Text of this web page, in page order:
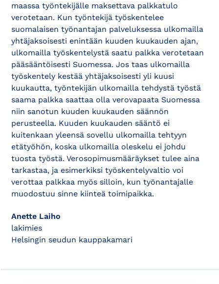
maassa työntekijälle maksettava palkkatulo
verotetaan. Kun työntekijä työskentelee
suomalaisen työnantajan palveluksessa ulkomailla
yhtäjaksoisesti enintään kuuden kuukauden ajan,
ulkomailla työskentelystä saatu palkka verotetaan
pääsääntöisesti Suomessa. Jos taas ulkomailla
työskentely kestää yhtäjaksoisesti yli kuusi
kuukautta, työntekijän ulkomailla tehdystä työstä
saama palkka saattaa olla verovapaata Suomessa
niin sanotun kuuden kuukauden säännön
perusteella. Kuuden kuukauden sääntö ei
kuitenkaan yleensä sovellu ulkomailla tehtyyn
etätyöhön, koska ulkomailla oleskelu ei johdu
tuosta työstä. Verosopimusmääräykset tulee aina
tarkastaa, ja esimerkiksi työskentelyvaltio voi
verottaa palkkaa myös silloin, kun työnantajalle
muodostuu sinne kiinteä toimipaikka.
Anette Laiho
lakimies
Helsingin seudun kauppakamari